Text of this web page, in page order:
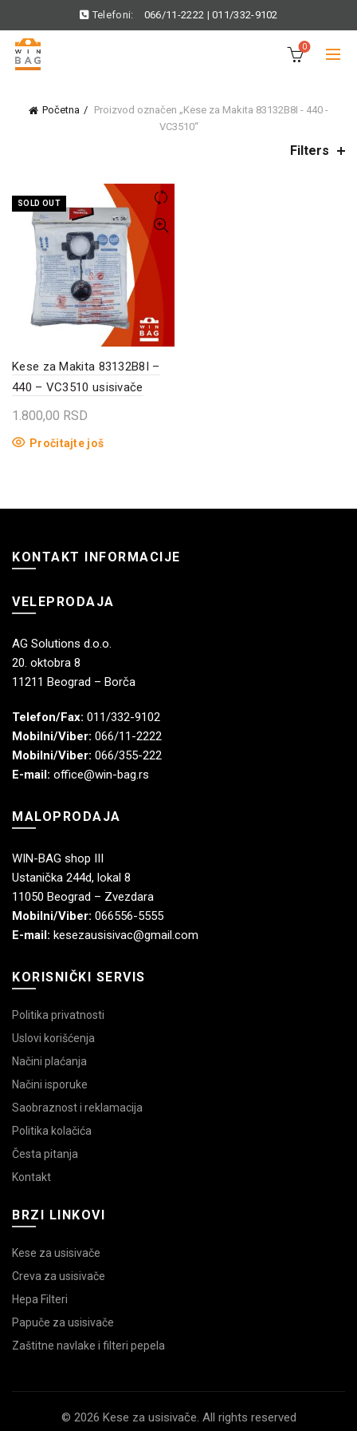
Telefoni: 066/11-2222 |011/332-9102
0
Početna
Proizvod označen „Kese za Makita 83132B8I - 440 -
VC3510“
Filters
SOLD OUT
Kese za Makita 83132B8I –
440 – VC3510 usisivače
1.800,00 RSD
Pročitajte još
KONTAKT INFORMACIJE
VELEPRODAJA
AG Solutions d.o.o.
20. oktobra 8
11211 Beograd – Borča
Telefon/Fax: 011/332-9102
Mobilni/Viber: 066/11-2222
Mobilni/Viber: 066/355-222
E-mail: office@win-bag.rs
MALOPRODAJA
WIN-BAG shop III
Ustanička 244d, lokal 8
11050 Beograd – Zvezdara
Mobilni/Viber: 066556-5555
E-mail: kesezausisivac@gmail.com
KORISNIČKI SERVIS
Politika privatnosti
Uslovi korišćenja
Načini plaćanja
Načini isporuke
Saobraznost i reklamacija
Politika kolačića
Česta pitanja
Kontakt
BRZI LINKOVI
Kese za usisivače
Creva za usisivače
Hepa Filteri
Papuče za usisivače
Zaštitne navlake i filteri pepela
© 2026 Kese za usisivače. All rights reserved